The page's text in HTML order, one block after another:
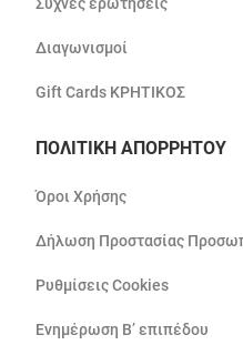
Διαγωνισμοί
Gift Cards ΚΡΗΤΙΚΟΣ
ΠΟΛΙΤΙΚΗ ΑΠΟΡΡΗΤΟΥ
Όροι Χρήσης
Δήλωση Προστασίας
Ρυθμίσεις Cookies
Ενημέρωση Β’ επιπέδου